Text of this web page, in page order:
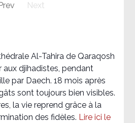
Next
Al-Tahira de Qaraqosh
aux djihadistes, pendant
par Daech. 18 mois après
sont toujours bien visibles.
la vie reprend grâce à la
des fidèles. Lire ici le